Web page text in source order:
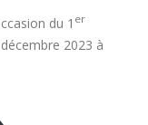
du 1 er
2023 à